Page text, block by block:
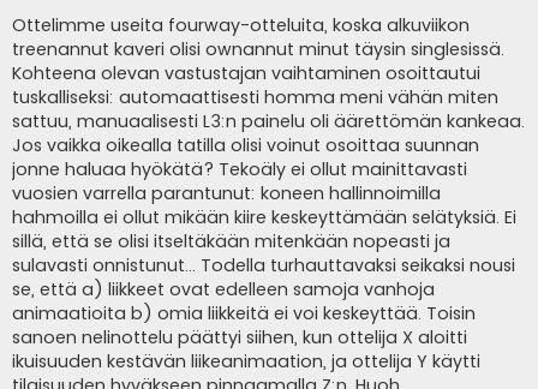
Ottelimme useita fourway-otteluita, koska alkuviikon
treenannut kaveri olisi ownannut minut täysin singlesissä.
Kohteena olevan vastustajan vaihtaminen osoittautui
tuskalliseksi: automaattisesti homma meni vähän miten
sattuu, manuaalisesti L3:n painelu oli äärettömän kankeaa.
Jos vaikka oikealla tatilla olisi voinut osoittaa suunnan
jonne haluaa hyökätä? Tekoäly ei ollut mainittavasti
vuosien varrella parantunut: koneen hallinnoimilla
hahmoilla ei ollut mikään kiire keskeyttämään selätyksiä. Ei
sillä, että se olisi itseltäkään mitenkään nopeasti ja
sulavasti onnistunut... Todella turhauttavaksi seikaksi nousi
se, että a) liikkeet ovat edelleen samoja vanhoja
animaatioita b) omia liikkeitä ei voi keskeyttää. Toisin
sanoen nelinottelu päättyi siihen, kun ottelija X aloitti
ikuisuuden kestävän liikeanimaation, ja ottelija Y käytti